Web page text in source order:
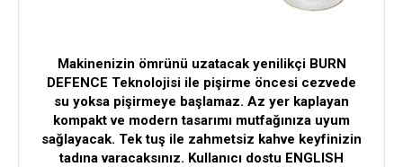
Makinenizin ömrünü uzatacak yenilikçi BURN
DEFENCE Teknolojisi ile pişirme öncesi cezvede
su yoksa pişirmeye başlamaz. Az yer kaplayan
kompakt ve modern tasarımı mutfağınıza uyum
sağlayacak. Tek tuş ile zahmetsiz kahve keyfinizin
tadına varacaksınız. Kullanıcı dostu ENGLISH